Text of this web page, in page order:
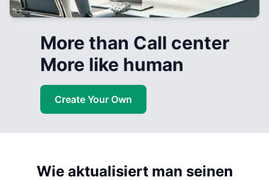
More than Call center
More like human
Create Your Own
Wie aktualisiert man seinen